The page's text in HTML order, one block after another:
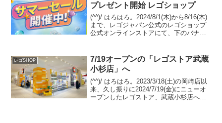
プレゼント開始 レゴショップ
(^^)/ はろはろ。2024/8/1(木)から8/16(木)
まで、レゴジャパン公式のレゴショップ
公式オンラインストアにて、下のバナー
済)8/8(木)から、新たに２...
レゴSHOP
7/19オープンの「レゴストア武蔵
小杉店」へ
(^^)/ はろはろ。2023/3/18(土)の岡崎店以
来、久し振りに2024/7/19(金)にニューオ
ープンしたレゴストア、武蔵小杉店へ伺